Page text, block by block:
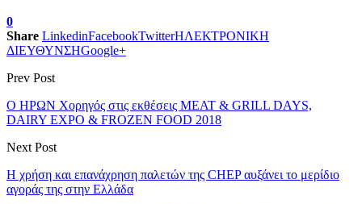
0
Share LinkedinFacebookTwitterΗΛΕΚΤΡΟΝΙΚΗ
ΔΙΕΥΘΥΝΣΗGoogle+
Prev Post
Ο ΗΡΩΝ Χορηγός στις εκθέσεις MEAT & GRILL DAYS,
DAIRY EXPO & FROZEN FOOD 2018
Next Post
Η χρήση και επανάχρηση παλετών της CHEP αυξάνει το μερίδιο
αγοράς της στην Ελλάδα